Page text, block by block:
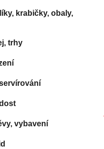
krabičky, obaly,
trhy
vybavení